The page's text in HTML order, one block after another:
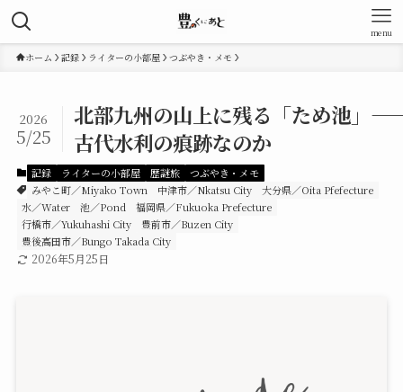
menu
ホーム 記録 ライターの小部屋 つぶやき・メモ
北部九州の山上に残る「ため池」――
古代水利の痕跡なのか
2026
5/25
記録 ライターの小部屋 歴謎旅
つぶやき・メモ
みやこ町／Miyako Town
中津市／Nkatsu City
大分県／Oita Pfefecture
水／Water
池／Pond
福岡県／Fukuoka Prefecture
行橋市／Yukuhashi City
豊前市／Buzen City
豊後高田市／Bungo Takada City
2026年5月25日